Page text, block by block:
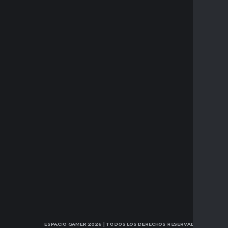
ESPACIO GAMER 2026 | TODOS LOS DERECHOS RESERVADOS.